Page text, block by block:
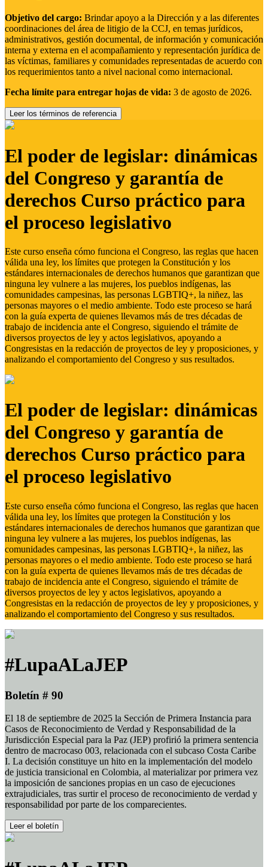
Objetivo del cargo: Brindar apoyo a la Dirección y a las diferentes
coordinaciones del área de litigio de la CCJ, en temas jurídicos,
administrativos, gestión documental, de información y comunicación
interna y externa en el acompañamiento y representación jurídica de
las víctimas, familiares y comunidades representadas de acuerdo con
los requerimientos tanto a nivel nacional como internacional.
Fecha límite para entregar hojas de vida: 3 de agosto de 2026.
Leer los términos de referencia
El poder de legislar: dinámicas
del Congreso y garantía de
derechos Curso práctico para
el proceso legislativo
Este curso enseña cómo funciona el Congreso, las reglas que hacen
válida una ley, los límites que protegen la Constitución y los
estándares internacionales de derechos humanos que garantizan que
ninguna ley vulnere a las mujeres, los pueblos indígenas, las
comunidades campesinas, las personas LGBTIQ+, la niñez, las
personas mayores o el medio ambiente. Todo este proceso se hará
con la guía experta de quienes llevamos más de tres décadas de
trabajo de incidencia ante el Congreso, siguiendo el trámite de
diversos proyectos de ley y actos legislativos, apoyando a
Congresistas en la redacción de proyectos de ley y proposiciones, y
analizando el comportamiento del Congreso y sus resultados.
El poder de legislar: dinámicas
del Congreso y garantía de
derechos Curso práctico para
el proceso legislativo
Este curso enseña cómo funciona el Congreso, las reglas que hacen
válida una ley, los límites que protegen la Constitución y los
estándares internacionales de derechos humanos que garantizan que
ninguna ley vulnere a las mujeres, los pueblos indígenas, las
comunidades campesinas, las personas LGBTIQ+, la niñez, las
personas mayores o el medio ambiente. Todo este proceso se hará
con la guía experta de quienes llevamos más de tres décadas de
trabajo de incidencia ante el Congreso, siguiendo el trámite de
diversos proyectos de ley y actos legislativos, apoyando a
Congresistas en la redacción de proyectos de ley y proposiciones, y
analizando el comportamiento del Congreso y sus resultados.
#LupaALaJEP
Boletín # 90
El 18 de septiembre de 2025 la Sección de Primera Instancia para
Casos de Reconocimiento de Verdad y Responsabilidad de la
Jurisdicción Especial para la Paz (JEP) profirió la primera sentencia
dentro de macrocaso 003, relacionada con el subcaso Costa Caribe
I. La decisión constituye un hito en la implementación del modelo
de justicia transicional en Colombia, al materializar por primera vez
la imposición de sanciones propias en un caso de ejecuciones
extrajudiciales, tras surtir el proceso de reconocimiento de verdad y
responsabilidad por parte de los comparecientes.
Leer el boletín